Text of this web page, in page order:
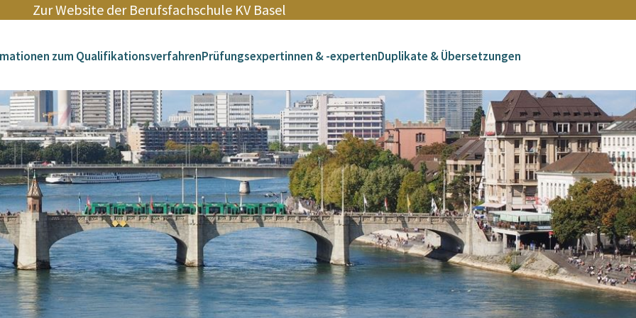
Zur Website der Berufsfachschule KV Basel
zum QualifikationsverfahrenPrüfungsexpertinnen & -expertenDuplikate & Übersetzungen